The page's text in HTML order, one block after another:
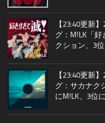
【23:40更新
グ：M!LK「
クション、3
【23:40更新
グ：サカナク
にM!LK、3位